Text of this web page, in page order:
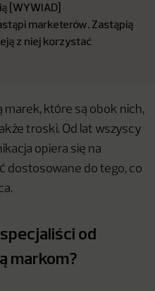
[WYWIAD]
marketerów. Zastąpią
z niej korzystać
marek, które są obok nich,
troski. Od lat wszyscy
opiera się na
dostosowane do tego, co
od
markom?